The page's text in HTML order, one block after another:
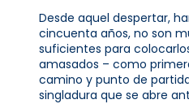
Desde aquel despertar,
cincuenta años, no son
suficientes para
amasados – como
camino y punto de
singladura que se abre